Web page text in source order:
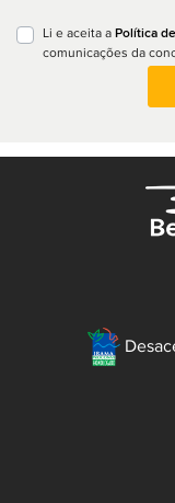
Li e aceita a Política
comunicações da